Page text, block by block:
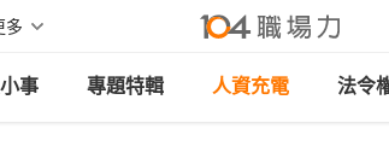
多
事 專題特輯 人資充電 法令